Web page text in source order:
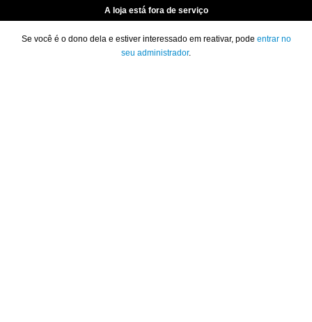
A loja está fora de serviço
Se você é o dono dela e estiver interessado em reativar, pode entrar no
seu administrador.